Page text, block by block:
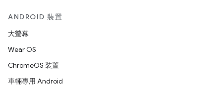
ANDROID 裝置
大螢幕
Wear OS
ChromeOS 裝置
車輛專用 Android